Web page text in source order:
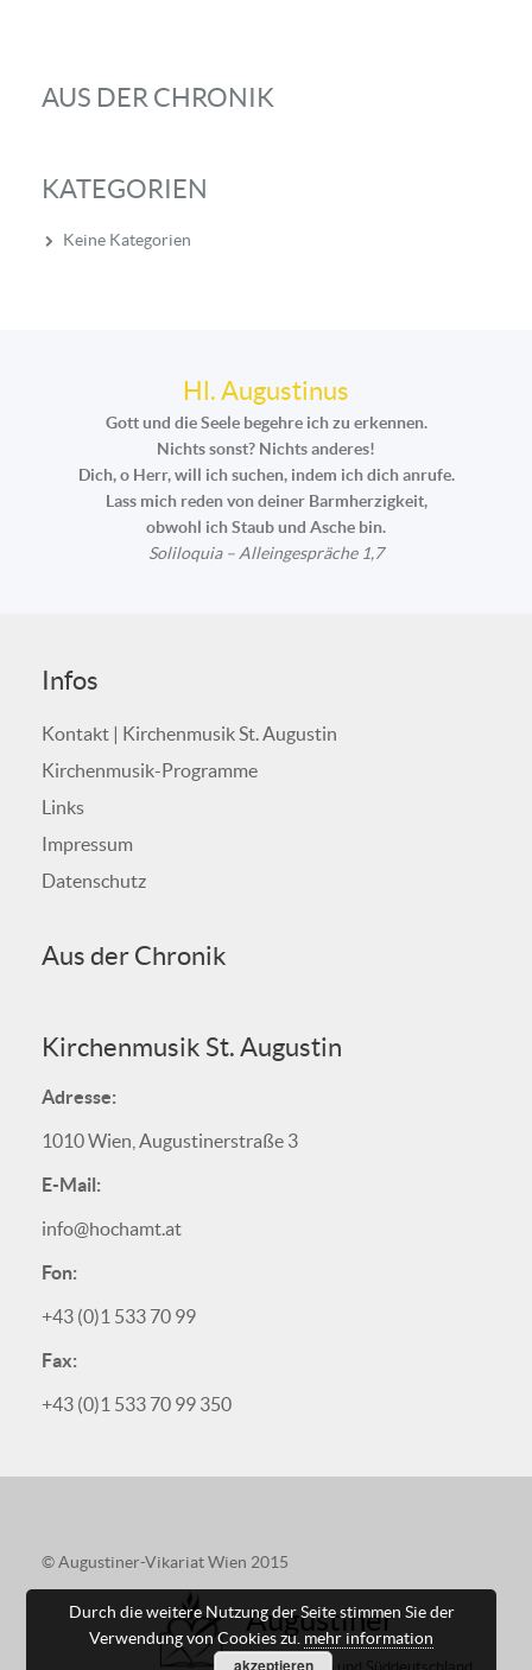
AUS DER CHRONIK
KATEGORIEN
Keine Kategorien
Hl. Augustinus
Gott und die Seele begehre ich zu erkennen.
Nichts sonst? Nichts anderes!
Dich, o Herr, will ich suchen, indem ich dich anrufe.
Lass mich reden von deiner Barmherzigkeit,
obwohl ich Staub und Asche bin.
Soliloquia – Alleingespräche 1,7
Infos
Kontakt | Kirchenmusik St. Augustin
Kirchenmusik-Programme
Links
Impressum
Datenschutz
Aus der Chronik
Kirchenmusik St. Augustin
Adresse:
1010 Wien, Augustinerstraße 3
E-Mail:
info@hochamt.at
Fon:
+43 (0)1 533 70 99
Fax:
+43 (0)1 533 70 99 350
© Augustiner-Vikariat Wien 2015
Augustiner
Durch die weitere Nutzung der Seite stimmen Sie der
Verwendung von Cookies zu. mehr information
akzeptieren